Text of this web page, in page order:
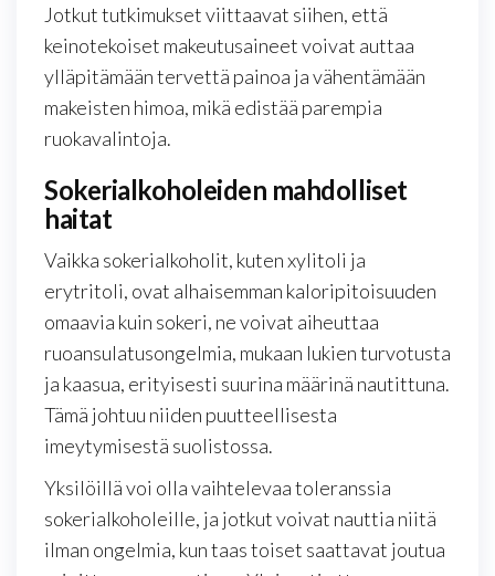
Jotkut tutkimukset viittaavat siihen, että
keinotekoiset makeutusaineet voivat auttaa
ylläpitämään tervettä painoa ja vähentämään
makeisten himoa, mikä edistää parempia
ruokavalintoja.
Sokerialkoholeiden mahdolliset
haitat
Vaikka sokerialkoholit, kuten xylitoli ja
erytritoli, ovat alhaisemman kaloripitoisuuden
omaavia kuin sokeri, ne voivat aiheuttaa
ruoansulatusongelmia, mukaan lukien turvotusta
ja kaasua, erityisesti suurina määrinä nautittuna.
Tämä johtuu niiden puutteellisesta
imeytymisestä suolistossa.
Yksilöillä voi olla vaihtelevaa toleranssia
sokerialkoholeille, ja jotkut voivat nauttia niitä
ilman ongelmia, kun taas toiset saattavat joutua